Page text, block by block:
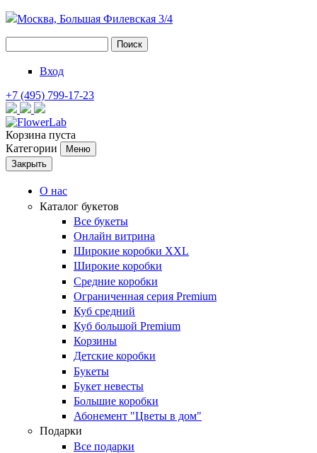
Москва, Большая Филевская 3/4
Вход
+7 (495) 799-17-23
Корзина пуста
Категории
Меню
Закрыть
О нас
Каталог букетов
Все букеты
Онлайн витрина
Широкие коробки XXL
Широкие коробки
Средние коробки
Ограниченная серия Premium
Куб средний
Куб большой Premium
Корзины
Детские коробки
Букеты
Букет невесты
Большие коробки
Абонемент "Цветы в дом"
Подарки
Все подарки